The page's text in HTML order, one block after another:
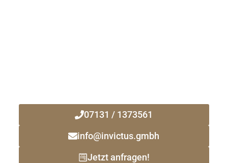
07131 / 1373561
info@invictus.gmbh
Jetzt anfragen!